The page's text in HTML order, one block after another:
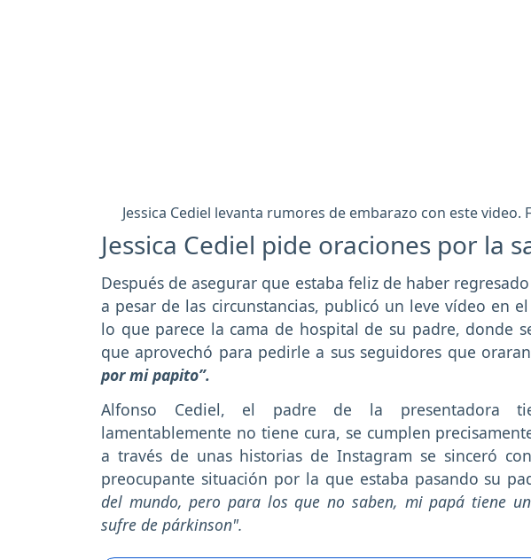
Jessica Cediel levanta rumores de embarazo con este
Jessica Cediel pide oraciones por la
Después de asegurar que estaba feliz de haber
a pesar de las circunstancias, publicó un leve vídeo en
lo que parece la cama de hospital de su padre, donde
que aprovechó para pedirle a sus seguidores que
por mi papito”.
Alfonso Cediel, el padre de la presentadora
lamentablemente no tiene cura, se cumplen
a través de unas historias de Instagram se sinceró
preocupante situación por la que estaba pasando su
del mundo, pero para los que no saben, mi papá tiene
sufre de párkinson".